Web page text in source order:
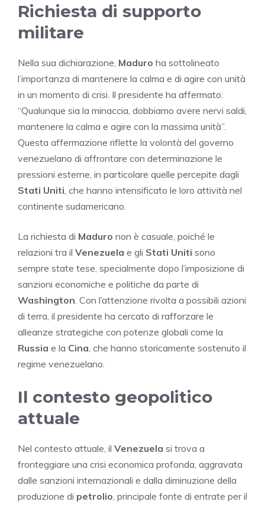
Richiesta di supporto
militare
Nella sua dichiarazione, Maduro ha sottolineato
l’importanza di mantenere la calma e di agire con unità
in un momento di crisi. Il presidente ha affermato:
“Qualunque sia la minaccia, dobbiamo avere nervi saldi,
mantenere la calma e agire con la massima unità”.
Questa affermazione riflette la volontà del governo
venezuelano di affrontare con determinazione le
pressioni esterne, in particolare quelle percepite dagli
Stati Uniti , che hanno intensificato le loro attività nel
continente sudamericano.
La richiesta di Maduro non è casuale, poiché le
relazioni tra il Venezuela e gli Stati Uniti sono
sempre state tese, specialmente dopo l’imposizione di
sanzioni economiche e politiche da parte di
Washington . Con l’attenzione rivolta a possibili azioni
di terra, il presidente ha cercato di rafforzare le
alleanze strategiche con potenze globali come la
Russia e la Cina , che hanno storicamente sostenuto il
regime venezuelano.
Il contesto geopolitico
attuale
Nel contesto attuale, il Venezuela si trova a
fronteggiare una crisi economica profonda, aggravata
dalle sanzioni internazionali e dalla diminuzione della
produzione di petrolio , principale fonte di entrate per il